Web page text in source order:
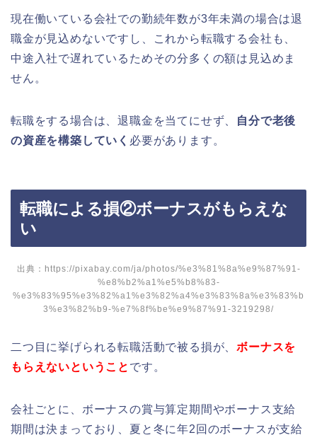
現在働いている会社での勤続年数が3年未満の場合は退
職金が見込めないですし、これから転職する会社も、
中途入社で遅れているためその分多くの額は見込めま
せん。
転職をする場合は、退職金を当てにせず、
自分で老後
の資産を構築していく 必要があります。
転職による損②ボーナスがもらえな
い
出典：https://pixabay.com/ja/photos/%e3%81%8a%e9%87%91-
%e8%b2%a1%e5%b8%83-
%e3%83%95%e3%82%a1%e3%82%a4%e3%83%8a%e3%83%b
3%e3%82%b9-%e7%8f%be%e9%87%91-3219298/
二つ目に挙げられる転職活動で被る損が、ボーナスを
もらえないということ です。
会社ごとに、ボーナスの賞与算定期間やボーナス支給
期間は決まっており、夏と冬に年2回のボーナスが支給